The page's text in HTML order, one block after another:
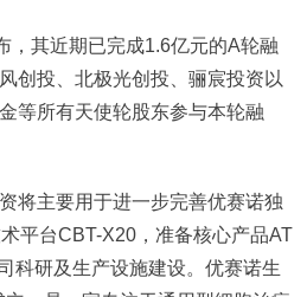
，其近期已完成1.6亿元的A轮融
创投、北极光创投、骊宸投资以
等所有天使轮股东参与本轮融
将主要用于进一步完善优赛诺独
平台CBT-X20，准备核心产品AT
科研及生产设施建设。优赛诺生